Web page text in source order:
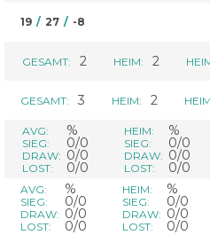
19 / 27 / -8
GESAMT: 2 HEIM: 2
GESAMT: 3 HEIM: 2
AVG: %
SIEG: 0/0
DRAW: 0/0
LOST: 0/0
HEIM: %
SIEG: 0/0
DRAW: 0/0
LOST: 0/0
AVG: %
SIEG: 0/0
DRAW: 0/0
LOST: 0/0
HEIM: %
SIEG: 0/0
DRAW: 0/0
LOST: 0/0